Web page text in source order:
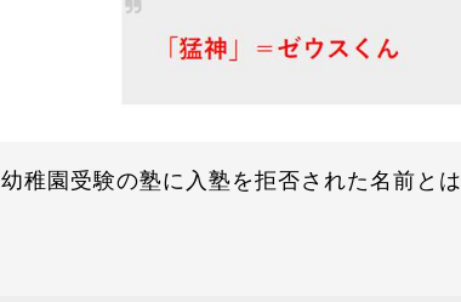
幼稚園受験の塾に入塾を拒否された名前とは